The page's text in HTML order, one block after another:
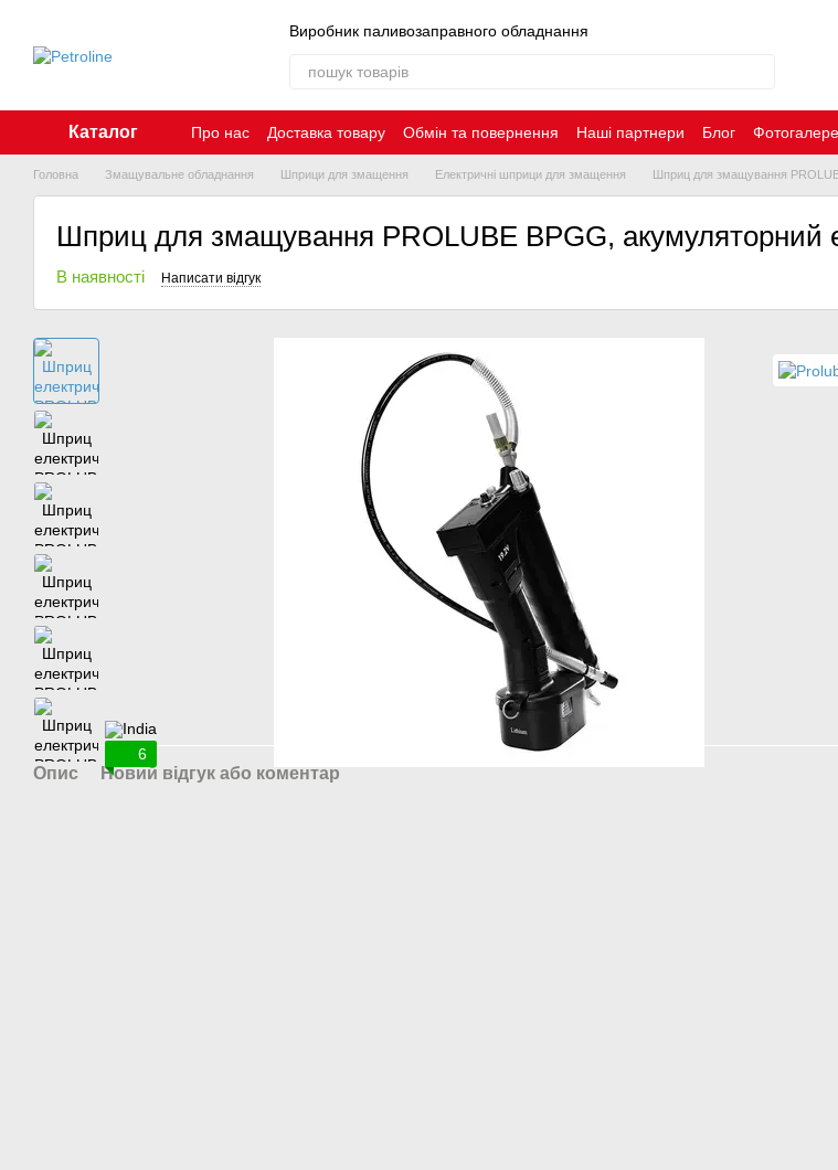
Виробник паливозаправного обладнання
Каталог Про нас Доставка товару Обмін та повернення Наші партнери Блог
Контакти
Головна Змащувальне обладнання Шприци для змащення Електричні шприци для змащення Шприц для змащування
Шприц для змащування PROLUBE BPGG, акумуляторний
В наявності Написати відгук
6
Опис Новий відгук або коментар